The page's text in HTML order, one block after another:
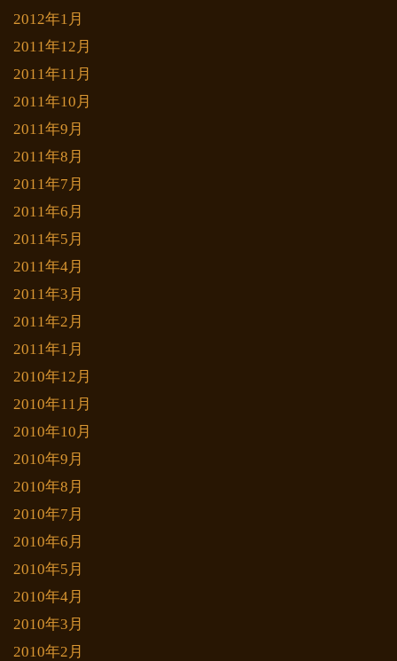
2012年1月
2011年12月
2011年11月
2011年10月
2011年9月
2011年8月
2011年7月
2011年6月
2011年5月
2011年4月
2011年3月
2011年2月
2011年1月
2010年12月
2010年11月
2010年10月
2010年9月
2010年8月
2010年7月
2010年6月
2010年5月
2010年4月
2010年3月
2010年2月